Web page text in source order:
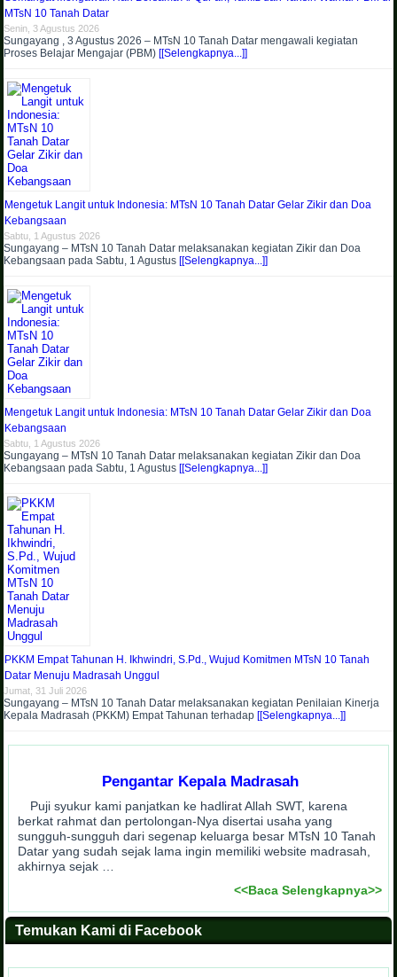
MTsN 10 Tanah Datar
Senin, 3 Agustus 2026
Sungayang , 3 Agustus 2026 – MTsN 10 Tanah Datar mengawali kegiatan
Proses Belajar Mengajar (PBM) [[Selengkapnya...]]
Mengetuk Langit untuk Indonesia: MTsN 10 Tanah Datar Gelar Zikir dan Doa
Kebangsaan
Sabtu, 1 Agustus 2026
Sungayang – MTsN 10 Tanah Datar melaksanakan kegiatan Zikir dan Doa
Kebangsaan pada Sabtu, 1 Agustus [[Selengkapnya...]]
Mengetuk Langit untuk Indonesia: MTsN 10 Tanah Datar Gelar Zikir dan Doa
Kebangsaan
Sabtu, 1 Agustus 2026
Sungayang – MTsN 10 Tanah Datar melaksanakan kegiatan Zikir dan Doa
Kebangsaan pada Sabtu, 1 Agustus [[Selengkapnya...]]
PKKM Empat Tahunan H. Ikhwindri, S.Pd., Wujud Komitmen MTsN 10 Tanah
Datar Menuju Madrasah Unggul
Jumat, 31 Juli 2026
Sungayang – MTsN 10 Tanah Datar melaksanakan kegiatan Penilaian Kinerja
Kepala Madrasah (PKKM) Empat Tahunan terhadap [[Selengkapnya...]]
Pengantar Kepala Madrasah
Puji syukur kami panjatkan ke hadlirat Allah SWT, karena
berkat rahmat dan pertolongan-Nya disertai usaha yang
sungguh-sungguh dari segenap keluarga besar MTsN 10 Tanah
Datar yang sudah sejak lama ingin memiliki website madrasah,
akhirnya sejak …
<<Baca Selengkapnya>>
Temukan Kami di Facebook